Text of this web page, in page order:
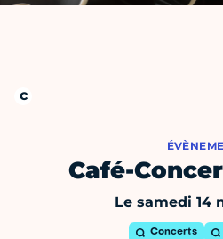
Café-
Le samedi 14
Concerts